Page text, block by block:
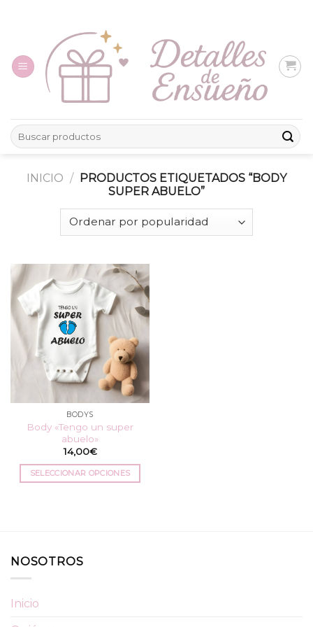
Buscar
por:
INICIO / PRODUCTOS ETIQUETADOS “BODY
SUPER ABUELO”
BODYS
Body «Tengo un super
abuelo»
14,00€
SELECCIONAR OPCIONES
Las
NOSOTROS
Inicio